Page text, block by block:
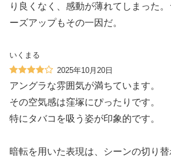
り良くなく、感動が薄れてしまった
ーズアップもその一因だ。
いくまる
2025年10月20日
アングラな雰囲気が満ちています。
その空気感は窪塚にぴったりです。
特にタバコを吸う姿が印象的です。
暗転を用いた表現は、シーンの切り